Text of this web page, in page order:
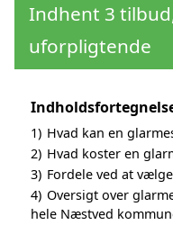
Indhent 3
uforpligtende
1) Hvad kan en
2) Hvad koster en
3) Fordele ved at
4) Oversigt over
hele Næstved